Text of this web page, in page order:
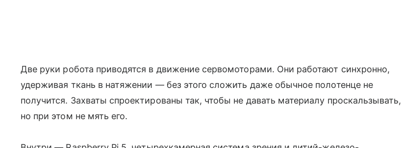
Две руки робота приводятся в движение сервомоторами. Они работают синхронно,
удерживая ткань в натяжении — без этого сложить даже обычное полотенце не
получится. Захваты спроектированы так, чтобы не давать материалу проскальзывать,
но при этом не мять его.